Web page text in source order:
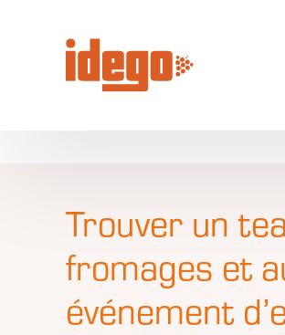
Trouver un
fromages et
événement